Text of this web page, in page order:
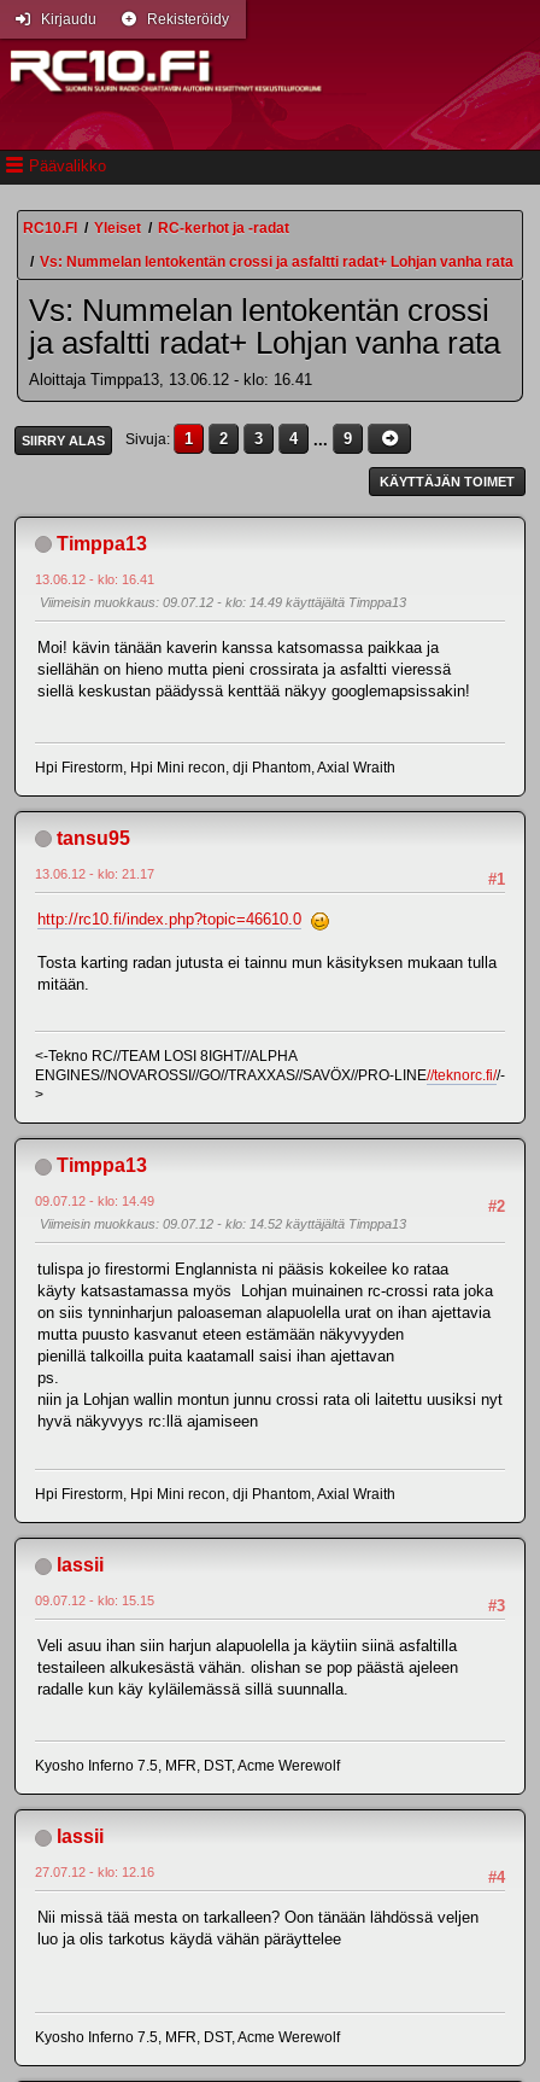
Päävalikko
Kirjaudu Rekisteröidy
RC10.FI / Yleiset / RC-kerhot ja -radat
/ Vs: Nummelan lentokentän crossi ja asfaltti radat+ Lohjan vanha rata
Vs: Nummelan lentokentän crossi
ja asfaltti radat+ Lohjan vanha rata
Aloittaja Timppa13, 13.06.12 - klo: 16.41
SIIRRY ALAS Sivuja 1 2 3 4 ... 9
KÄYTTÄJÄN TOIMET
Timppa13
13.06.12 - klo: 16.41
Viimeisin muokkaus: 09.07.12 - klo: 14.49 käyttäjältä Timppa13
Moi! kävin tänään kaverin kanssa katsomassa paikkaa ja
siellähän on hieno mutta pieni crossirata ja asfaltti vieressä
siellä keskustan päädyssä kenttää näkyy googlemapsissakin!
Hpi Firestorm, Hpi Mini recon, dji Phantom, Axial Wraith
tansu95
#1
13.06.12 - klo: 21.17
http://rc10.fi/index.php?topic=46610.0
Tosta karting radan jutusta ei tainnu mun käsityksen mukaan tulla
mitään.
<-Tekno RC//TEAM LOSI 8IGHT//ALPHA
ENGINES//NOVAROSSI//GO//TRAXXAS//SAVÖX//PRO-LINE//teknorc.fi//-
>
Timppa13
#2
09.07.12 - klo: 14.49
Viimeisin muokkaus: 09.07.12 - klo: 14.52 käyttäjältä Timppa13
tulispa jo firestormi Englannista ni pääsis kokeilee ko rataa
käyty katsastamassa myös Lohjan muinainen rc-crossi rata joka
on siis tynninharjun paloaseman alapuolella urat on ihan ajettavia
mutta puusto kasvanut eteen estämään näkyvyyden
pienillä talkoilla puita kaatamall saisi ihan ajettavan
ps.
niin ja Lohjan wallin montun junnu crossi rata oli laitettu uusiksi nyt
hyvä näkyvyys rc:llä ajamiseen
Hpi Firestorm, Hpi Mini recon, dji Phantom, Axial Wraith
lassii
#3
09.07.12 - klo: 15.15
Veli asuu ihan siin harjun alapuolella ja käytiin siinä asfaltilla
testaileen alkukesästä vähän. olishan se pop päästä ajeleen
radalle kun käy kyläilemässä sillä suunnalla.
Kyosho Inferno 7.5, MFR, DST, Acme Werewolf
lassii
#4
27.07.12 - klo: 12.16
Nii missä tää mesta on tarkalleen? Oon tänään lähdössä veljen
luo ja olis tarkotus käydä vähän päräyttelee
Kyosho Inferno 7.5, MFR, DST, Acme Werewolf